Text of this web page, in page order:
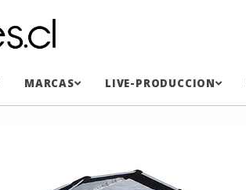
MARCAS LIVE-PRODUCCION